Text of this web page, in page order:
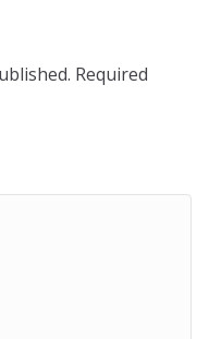
Required